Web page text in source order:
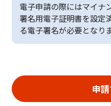
電子申請の際にはマイナ
署名用電子証明書を設定
る電子署名が必要となりま